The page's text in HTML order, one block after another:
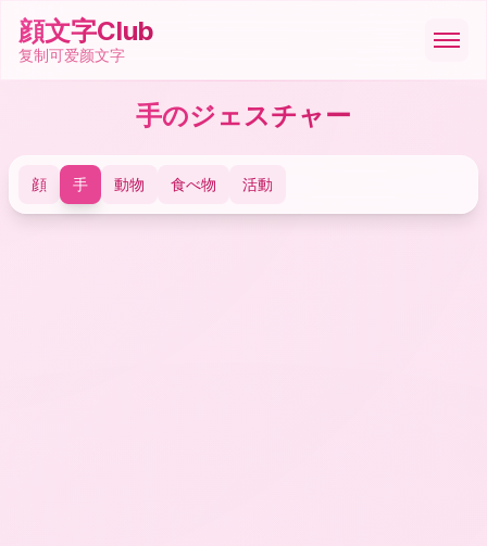
顔文字Club
复制可爱颜文字
顔文字
絵文字
手のジェスチャー
顔 手 動物 食べ物 活動